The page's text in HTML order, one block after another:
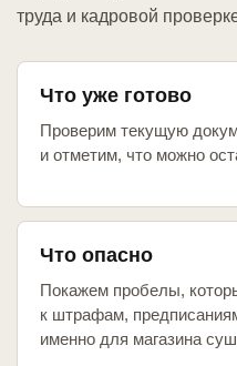
труда и кадровой
Что уже готово
Проверим текущую
и отметим, что можно
Что опасно
Покажем пробелы,
к штрафам,
именно для магазина